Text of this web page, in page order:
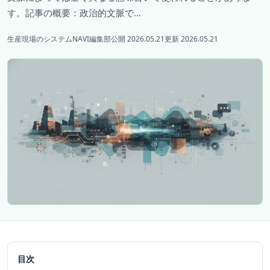
す。記事の概要：政治的文脈で...
生産現場のシステムNAVI編集部公開 2026.05.21更新 2026.05.21
目次